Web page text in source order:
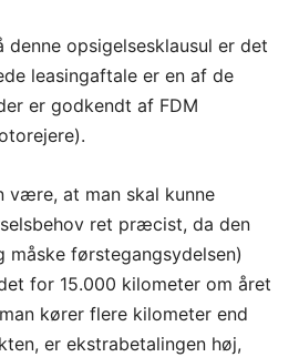
opsigelsesklausul er det
leasingaftale er en af de
er godkendt af FDM
være, at man skal kunne
ret præcist, da den
måske førstegangsydelsen)
for 15.000 kilometer om året
kører flere kilometer end
er ekstrabetalingen høj,